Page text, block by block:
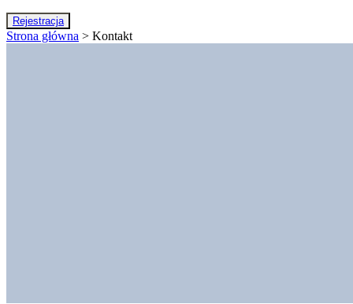
Rejestracja
Strona główna > Kontakt